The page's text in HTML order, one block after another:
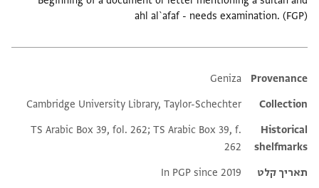
ahl al`afaf - needs examination. (FGP)
Additional metadata
Provenance
Geniza
Collection
Cambridge University Library, Taylor-Schechter
Historical
shelfmarks
TS Arabic Box 39, fol. 262; TS Arabic Box 39, f.
262
תאריך קלט
In PGP since 2019